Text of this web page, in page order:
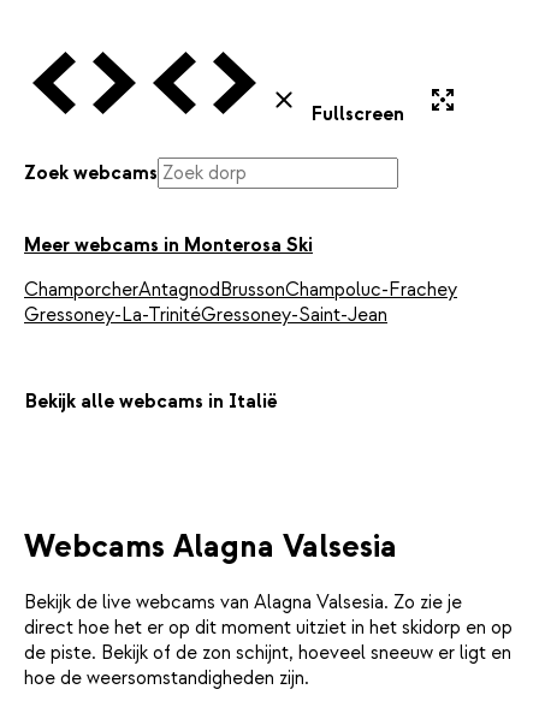
Vorige Webcam
Volgende Webcam
Vorige Webcam
Volgende Webcam
Sluiten
Fullscreen
Zoek webcams
Meer webcams in Monterosa Ski
ChamporcherAntagnodBrussonChampoluc-Frachey
Gressoney-La-TrinitéGressoney-Saint-Jean
Bekijk alle webcams in Italië
Webcams Alagna Valsesia
Bekijk de live webcams van Alagna Valsesia. Zo zie je
direct hoe het er op dit moment uitziet in het skidorp en op
de piste. Bekijk of de zon schijnt, hoeveel sneeuw er ligt en
hoe de weersomstandigheden zijn.